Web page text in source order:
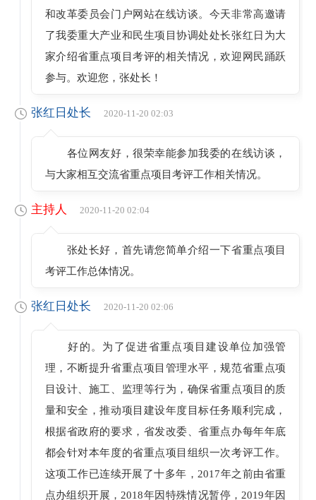
和改革委员会门户网站在线访谈。今天非常高邀请
了我委重大产业和民生项目协调处处长张红日为大
家介绍省重点项目考评的相关情况，欢迎网民踊跃
参与。欢迎您，张处长！
张红日处长 2020-11-20 02:03
各位网友好，很荣幸能参加我委的在线访谈，
与大家相互交流省重点项目考评工作相关情况。
主持人 2020-11-20 02:04
张处长好，首先请您简单介绍一下省重点项目
考评工作总体情况。
张红日处长 2020-11-20 02:06
好的。为了促进省重点项目建设单位加强管
理，不断提升省重点项目管理水平，规范省重点项
目设计、施工、监理等行为，确保省重点项目的质
量和安全，推动项目建设年度目标任务顺利完成，
根据省政府的要求，省发改委、省重点办每年年底
都会针对本年度的省重点项目组织一次考评工作。
这项工作已连续开展了十多年，2017年之前由省重
点办组织开展，2018年因特殊情况暂停，2019年因